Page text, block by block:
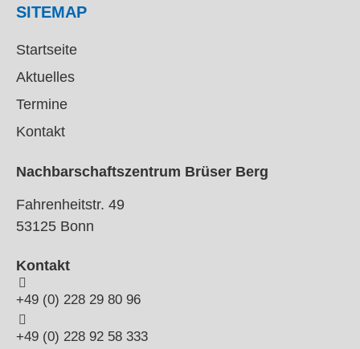
SITEMAP
Startseite
Aktuelles
Termine
Kontakt
Nachbarschaftszentrum Brüser Berg
Fahrenheitstr. 49
53125 Bonn
Kontakt
+49 (0) 228 29 80 96
+49 (0) 228 92 58 333